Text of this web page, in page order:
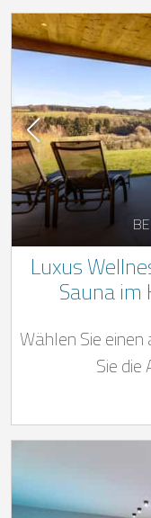
Luxus
Sauna im
Wählen Sie
Sie